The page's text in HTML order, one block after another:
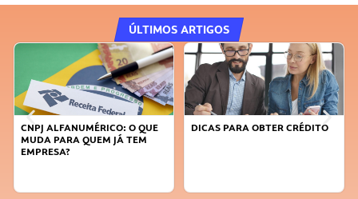
ÚLTIMOS ARTIGOS
O QUE
TEM
DICAS PARA OBTER CRÉDITO
FAÇA A DIFERENÇA: SEJA